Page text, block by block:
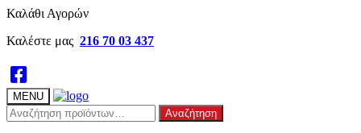
Skip
navigation
Skip
content
Καλάθι Αγορών
Καλέστε μας 216 70 03 437
MENU
Αναζήτηση
για:
Αναζήτηση